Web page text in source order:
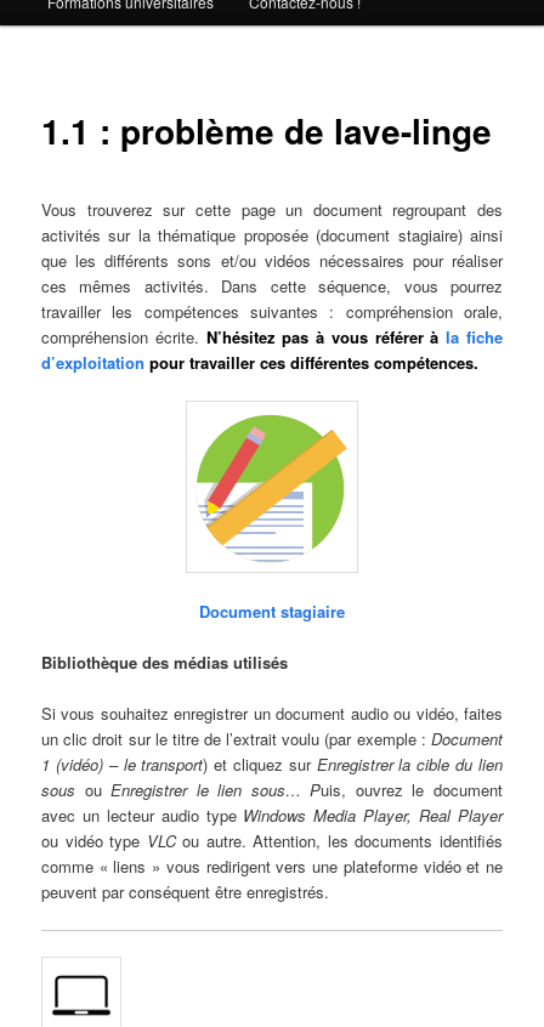
1.1 : problème de lave-linge
Vous trouverez sur cette page un document regroupant des
activités sur la thématique proposée (document stagiaire) ainsi
que les différents sons et/ou vidéos nécessaires pour réaliser
ces mêmes activités. Dans cette séquence, vous pourrez
travailler les compétences suivantes : compréhension orale,
compréhension écrite. N’hésitez pas à vous référer àla fiche
d’exploitation pour travailler ces différentes compétences.
Document stagiaire
Bibliothèque des médias utilisés
Si vous souhaitez enregistrer un document audio ou vidéo, faites
un clic droit sur le titre de l’extrait voulu (par exemple : Document
1 (vidéo) – le transport) et cliquez sur Enregistrer la cible du lien
sous ouEnregistrer le lien sous… Puis, ouvrez le document
avec un lecteur audio type Windows Media Player,Real Player
ou vidéo type VLCou autre. Attention, les documents identifiés
comme « liens » vous redirigent vers une plateforme vidéo et ne
peuvent par conséquent être enregistrés.